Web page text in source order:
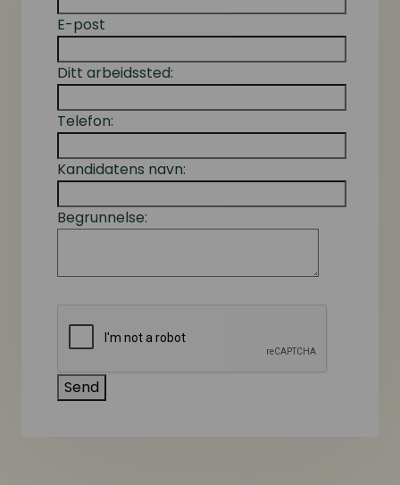
E-post
Ditt arbeidssted:
Telefon:
Kandidatens navn:
Begrunnelse: